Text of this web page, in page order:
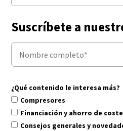
Suscríbete a
¿Qué contenido le interesa más?
Compresores
Financiación y ahorro de
Consejos generales y